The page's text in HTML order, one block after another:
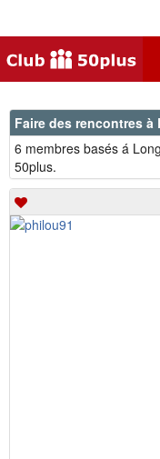
Faire des rencontres à
6 membres basés á
50plus.